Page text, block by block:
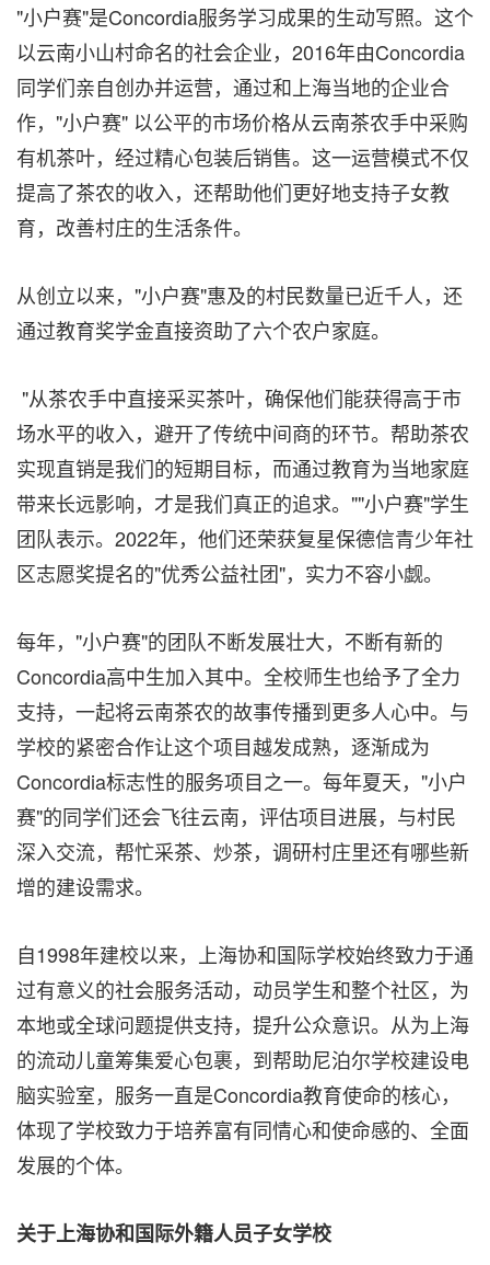
"小户赛"是Concordia服务学习成果的生动写照。这个
以云南小山村命名的社会企业，2016年由Concordia
同学们亲自创办并运营，通过和上海当地的企业合
作，"小户赛" 以公平的市场价格从云南茶农手中采购
有机茶叶，经过精心包装后销售。这一运营模式不仅
提高了茶农的收入，还帮助他们更好地支持子女教
育，改善村庄的生活条件。
从创立以来，"小户赛"惠及的村民数量已近千人，还
通过教育奖学金直接资助了六个农户家庭。
"从茶农手中直接采买茶叶，确保他们能获得高于市
场水平的收入，避开了传统中间商的环节。帮助茶农
实现直销是我们的短期目标，而通过教育为当地家庭
带来长远影响，才是我们真正的追求。""小户赛"学生
团队表示。2022年，他们还荣获复星保德信青少年社
区志愿奖提名的"优秀公益社团"，实力不容小觑。
每年，"小户赛"的团队不断发展壮大，不断有新的
Concordia高中生加入其中。全校师生也给予了全力
支持，一起将云南茶农的故事传播到更多人心中。与
学校的紧密合作让这个项目越发成熟，逐渐成为
Concordia标志性的服务项目之一。每年夏天，"小户
赛"的同学们还会飞往云南，评估项目进展，与村民
深入交流，帮忙采茶、炒茶，调研村庄里还有哪些新
增的建设需求。
自1998年建校以来，上海协和国际学校始终致力于通
过有意义的社会服务活动，动员学生和整个社区，为
本地或全球问题提供支持，提升公众意识。从为上海
的流动儿童筹集爱心包裹，到帮助尼泊尔学校建设电
脑实验室，服务一直是Concordia教育使命的核心，
体现了学校致力于培养富有同情心和使命感的、全面
发展的个体。
关于上海协和国际外籍人员子女学校